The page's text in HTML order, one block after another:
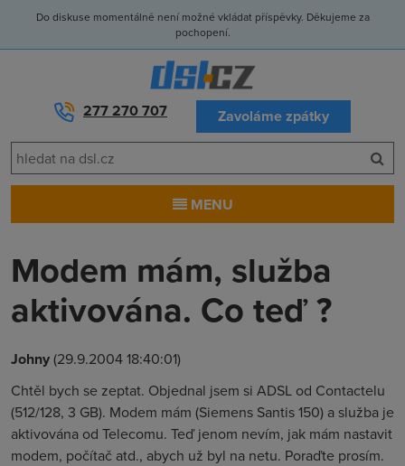
Do diskuse momentálně není možné vkládat příspěvky. Děkujeme za
pochopení.
277 270 707 Zavoláme zpátky
MENU
Modem mám, služba
aktivována. Co teď ?
Johny(29.9.2004 18:40:01)
Chtěl bych se zeptat. Objednal jsem si ADSL od Contactelu
(512/128, 3 GB). Modem mám (Siemens Santis 150) a služba je
aktivována od Telecomu. Teď jenom nevím, jak mám nastavit
modem, počítač atd., abych už byl na netu. Poraďte prosím.